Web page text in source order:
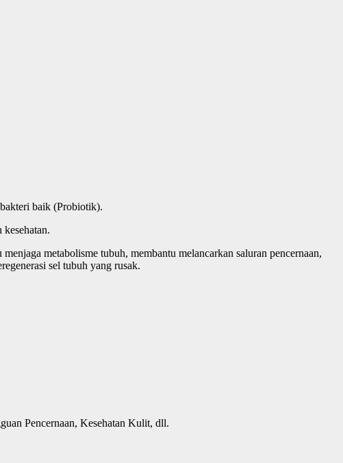
baik (Probiotik).
metabolisme tubuh, membantu melancarkan saluran pencernaan,
sel tubuh yang rusak.
Pencernaan, Kesehatan Kulit, dll.